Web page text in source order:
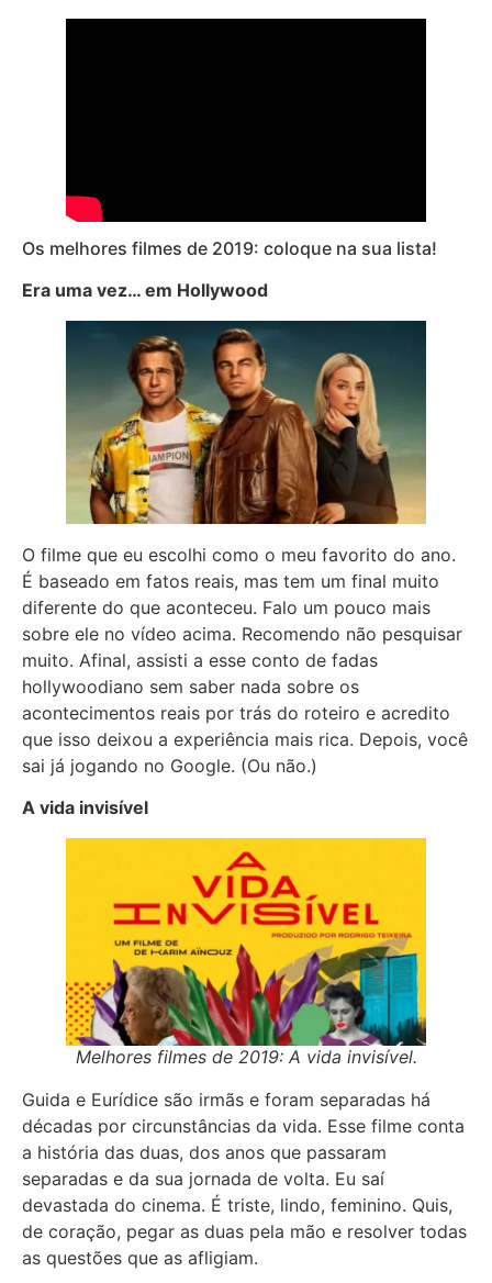
Os melhores filmes de 2019: coloque na sua lista!
Era uma vez… em Hollywood
O filme que eu escolhi como o meu favorito do ano.
É baseado em fatos reais, mas tem um final muito
diferente do que aconteceu. Falo um pouco mais
sobre ele no vídeo acima. Recomendo não pesquisar
muito. Afinal, assisti a esse conto de fadas
hollywoodiano sem saber nada sobre os
acontecimentos reais por trás do roteiro e acredito
que isso deixou a experiência mais rica. Depois, você
sai já jogando no Google. (Ou não.)
A vida invisível
Melhores filmes de 2019: A vida invisível.
Guida e Eurídice são irmãs e foram separadas há
décadas por circunstâncias da vida. Esse filme conta
a história das duas, dos anos que passaram
separadas e da sua jornada de volta. Eu saí
devastada do cinema. É triste, lindo, feminino. Quis,
de coração, pegar as duas pela mão e resolver todas
as questões que as afligiam.